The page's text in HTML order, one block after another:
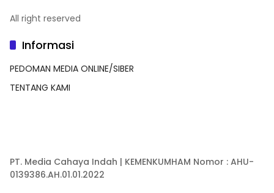
All right reserved
Informasi
PEDOMAN MEDIA ONLINE/SIBER
TENTANG KAMI
PT. Media Cahaya Indah | KEMENKUMHAM Nomor : AHU-
0139386.AH.01.01.2022